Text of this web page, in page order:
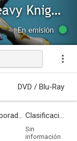
The Exiled Heavy Knight Knows How to Game the System
En emisión
DVD / Blu-Ray
Temporadas Clasificación por edades
Sin
información